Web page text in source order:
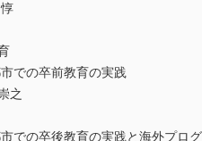
での卒前教育の実践
之
での卒後教育の実践と海外プロ